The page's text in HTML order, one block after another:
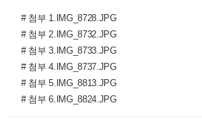
# 첨부 1.IMG_8728.JPG
# 첨부 2.IMG_8732.JPG
# 첨부 3.IMG_8733.JPG
# 첨부 4.IMG_8737.JPG
# 첨부 5.IMG_8813.JPG
# 첨부 6.IMG_8824.JPG